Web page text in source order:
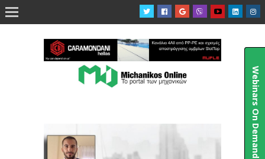

Webinars On Demand